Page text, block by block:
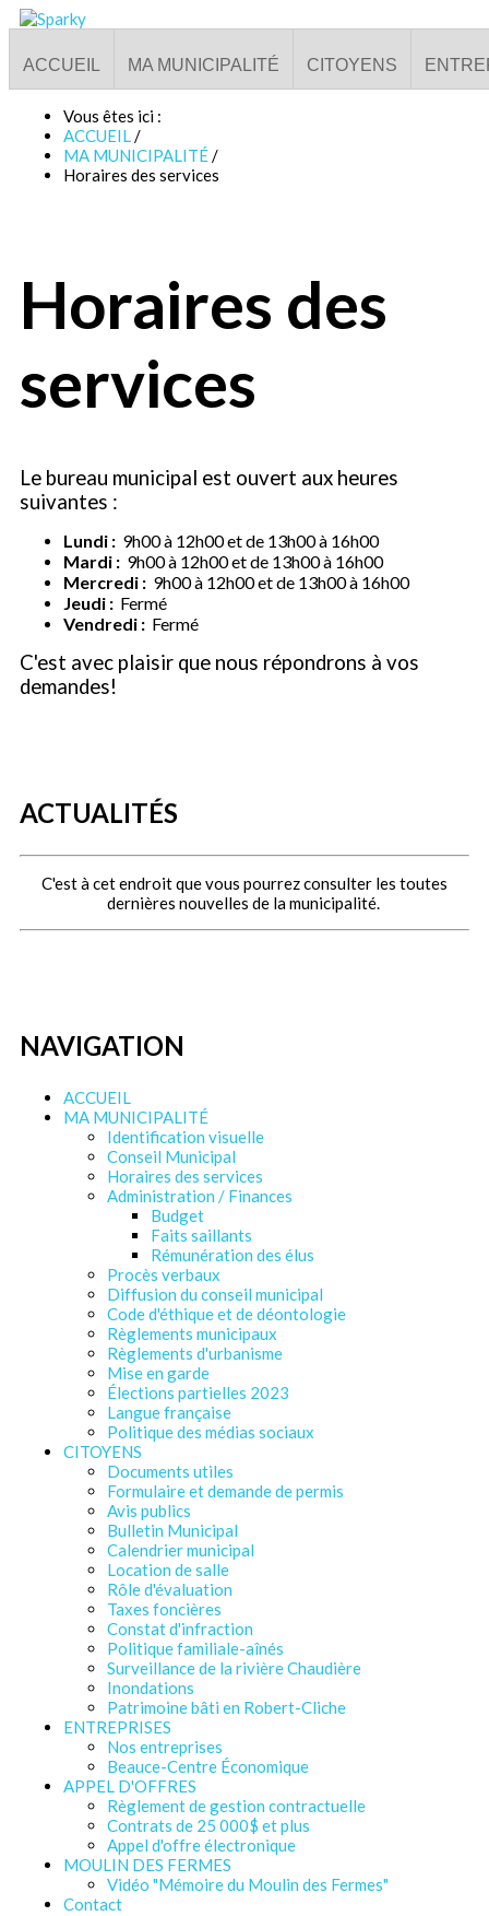
ACCUEIL MA MUNICIPALITÉ CITOYENS
Vous êtes ici :
ACCUEIL/
MA MUNICIPALITÉ/
Horaires des services
Horaires des
services
Le bureau municipal est ouvert aux heures
suivantes :
Lundi : 9h00 à 12h00 et de 13h00 à 16h00
Mardi : 9h00 à 12h00 et de 13h00 à 16h00
Mercredi : 9h00 à 12h00 et de 13h00 à 16h00
Jeudi : Fermé
Vendredi : Fermé
C'est avec plaisir que nous répondrons à vos
demandes!
ACTUALITÉS
C'est à cet endroit que vous pourrez consulter les toutes
dernières nouvelles de la municipalité.
NAVIGATION
ACCUEIL
MA MUNICIPALITÉ
Identification visuelle
Conseil Municipal
Horaires des services
Administration / Finances
Budget
Faits saillants
Rémunération des élus
Procès verbaux
Diffusion du conseil municipal
Code d'éthique et de déontologie
Règlements municipaux
Règlements d'urbanisme
Mise en garde
Élections partielles 2023
Langue française
Politique des médias sociaux
CITOYENS
Documents utiles
Formulaire et demande de permis
Avis publics
Bulletin Municipal
Calendrier municipal
Location de salle
Rôle d'évaluation
Taxes foncières
Constat d'infraction
Politique familiale-aînés
Surveillance de la rivière Chaudière
Inondations
Patrimoine bâti en Robert-Cliche
ENTREPRISES
Nos entreprises
Beauce-Centre Économique
APPEL D'OFFRES
Règlement de gestion contractuelle
Contrats de 25 000$ et plus
Appel d'offre électronique
MOULIN DES FERMES
Vidéo "Mémoire du Moulin des Fermes"
Contact